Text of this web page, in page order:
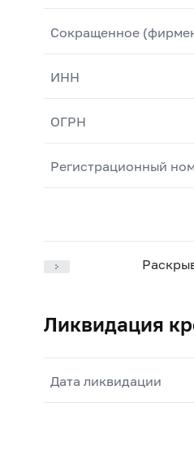
Сокращенное
ИНН
ОГРН
Регистрационный
Ликвидация
Дата ликвидации